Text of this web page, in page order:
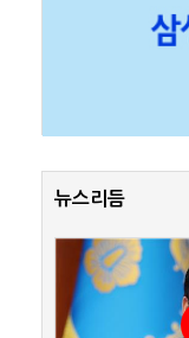
뉴스리듬